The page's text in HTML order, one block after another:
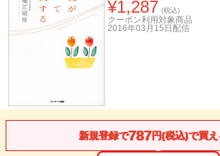
¥1,287 (税込)
クーポン利用対象商品
2016年03月15日 配信
新規登録で787円(税込)で買え